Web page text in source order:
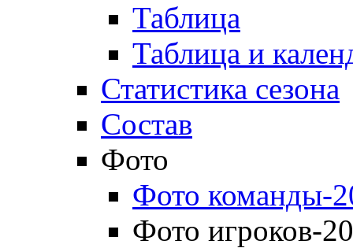
Таблица
Таблица и
Статистика сезона
Состав
Фото
Фото команды-
Фото игроков-